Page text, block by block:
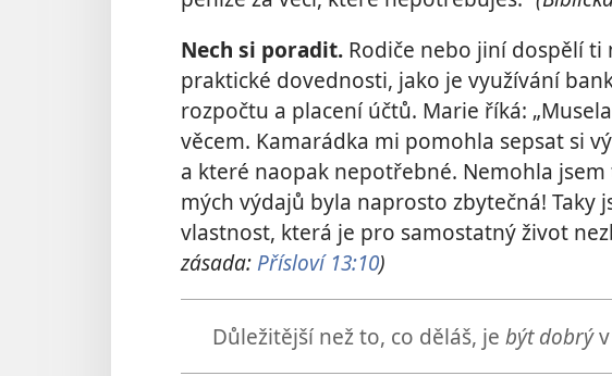
Nech si poradit. Rodiče nebo jiní dospělí
praktické dovednosti, jako je využívání
rozpočtu a placení účtů. Marie říká:
věcem. Kamarádka mi pomohla sepsat si
a které naopak nepotřebné. Nemohla
mých výdajů byla naprosto zbytečná! Taky
vlastnost, která je pro samostatný život
zásada: Přísloví 13:10)
Důležitější než to, co děláš, je být dobrý